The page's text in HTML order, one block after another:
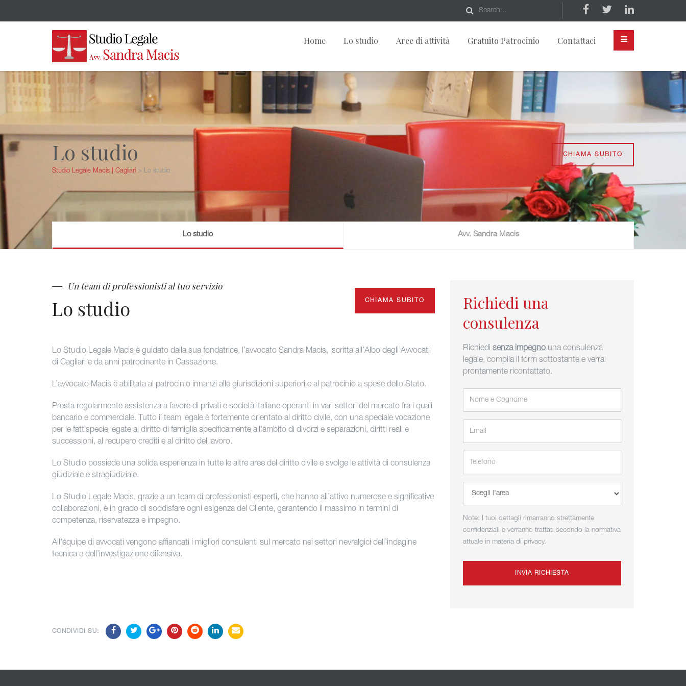
Home Lo studio Aree di attività Gratuito Patrocinio Contattaci
CHIAMA SUBITO
Lo studio
Studio Legale Macis | Cagliari > Lo studio
Lo studio Avv. Sandra Macis
CHIAMA SUBITO
Un team di professionisti al tuo servizio
Lo studio
Lo Studio Legale Macis è guidato dalla sua fondatrice, l’avvocato Sandra Macis, iscritta all’Albo degli Avvocati
di Cagliari e da anni patrocinante in Cassazione.
L’avvocato Macis è abilitata al patrocinio innanzi alle giurisdizioni superiori e al patrocinio a spese dello Stato.
Presta regolarmente assistenza a favore di privati e società italiane operanti in vari settori del mercato fra i quali
bancario e commerciale. Tutto il team legale è fortemente orientato al diritto civile, con una speciale vocazione
per le fattispecie legate al diritto di famiglia specificamente all'ambito di divorzi e separazioni, diritti reali e
successioni, al recupero crediti e al diritto del lavoro.
Lo Studio possiede una solida esperienza in tutte le altre aree del diritto civile e svolge le attività di consulenza
giudiziale e stragiudiziale.
Lo Studio Legale Macis, grazie a un team di professionisti esperti, che hanno all’attivo numerose e significative
collaborazioni, è in grado di soddisfare ogni esigenza del Cliente, garantendo il massimo in termini di
competenza, riservatezza e impegno.
All'équipe di avvocati vengono affiancati i migliori consulenti sul mercato nei settori nevralgici dell’indagine
tecnica e dell’investigazione difensiva.
Richiedi una
consulenza
Richiedisenza impegno una consulenza
legale, compila il form sottostante e verrai
prontamente ricontattato.
Note: I tuoi dettagli rimarranno strettamente
confidenziali e verranno trattati secondo la normativa
attuale in materia di privacy.
CONDIVIDI SU: